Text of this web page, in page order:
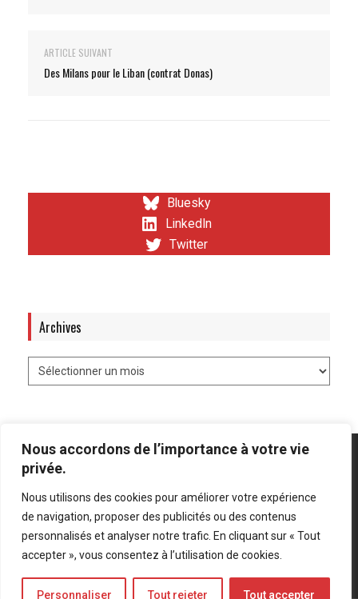
Nous accordons de l’importance à votre vie
privée.
Nous utilisons des cookies pour améliorer votre expérience
de navigation, proposer des publicités ou des contenus
personnalisés et analyser notre trafic. En cliquant sur « Tout
accepter », vous consentez à l’utilisation de cookies.
Personnaliser Tout rejeter Tout accepter
ARTICLE SUIVANT
Des Milans pour le Liban (contrat Donas)
Bluesky
LinkedIn
Twitter
Archives
Mentions légales Politique de confidentialité
Bluesky
LinkedIn
Twitter